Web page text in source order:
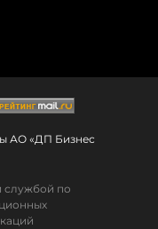
АО «ДП Бизнес
службой по